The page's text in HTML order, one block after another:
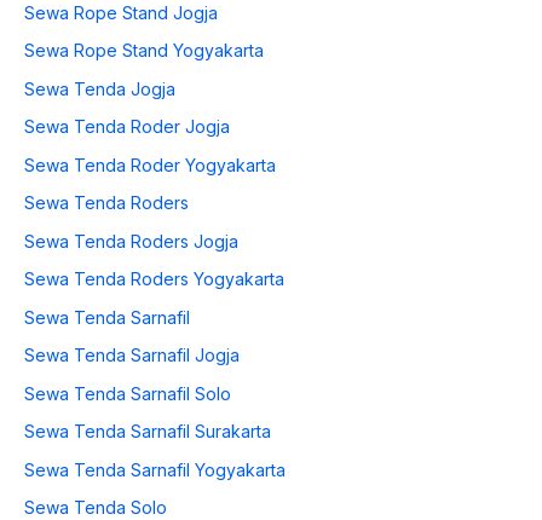
Sewa Rope Stand Jogja
Sewa Rope Stand Yogyakarta
Sewa Tenda Jogja
Sewa Tenda Roder Jogja
Sewa Tenda Roder Yogyakarta
Sewa Tenda Roders
Sewa Tenda Roders Jogja
Sewa Tenda Roders Yogyakarta
Sewa Tenda Sarnafil
Sewa Tenda Sarnafil Jogja
Sewa Tenda Sarnafil Solo
Sewa Tenda Sarnafil Surakarta
Sewa Tenda Sarnafil Yogyakarta
Sewa Tenda Solo